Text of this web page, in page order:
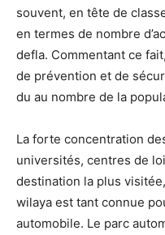
souvent, en tête de
en termes de nombre
defla. Commentant ce
de prévention et de
du au nombre de la
La forte concentration
universités, centres de
destination la plus
wilaya est tant connue
automobile. Le parc